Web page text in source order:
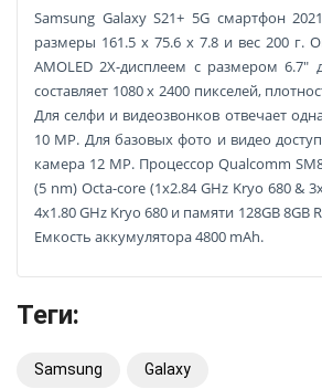
Samsung Galaxy S21+ 5G смартфон
размеры 161.5 x 75.6 x 7.8 и вес 200 г.
AMOLED 2X-дисплеем с размером
составляет 1080 x 2400 пикселей,
Для селфи и видеозвонков отвечает
10 MP. Для базовых фото и видео
камера 12 MP. Процессор Qualcomm
(5 nm) Octa-core (1x2.84 GHz Kryo 680 &
4x1.80 GHz Kryo 680 и памяти 128GB 8GB
Емкость аккумулятора 4800 mAh.
Теги:
Samsung Galaxy